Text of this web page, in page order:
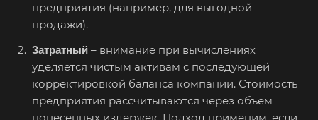
предприятия (например, для выгодной
продажи).
Затратный – внимание при вычислениях
уделяется чистым активам с последующей
корректировкой баланса компании. Стоимость
предприятия рассчитываются через объем
Алушта
Альметьевск
Анапа
Анжеро-Судженск